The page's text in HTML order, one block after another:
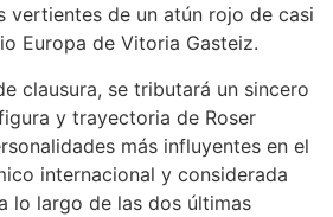
vertientes de un atún rojo de casi
Europa de Vitoria Gasteiz.
clausura, se tributará un sincero
y trayectoria de Roser
más influyentes en el
internacional y considerada
lo largo de las dos últimas